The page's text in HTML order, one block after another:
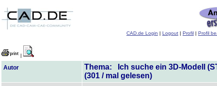
CAD.de Login | Logout | Profil | Profil
|
Autor
Thema: Ich suche ein 3D-Modell
(301 / mal gelesen)